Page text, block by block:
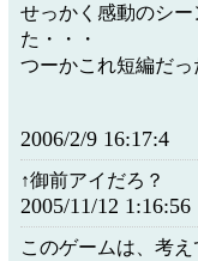
せっかく感動のシ
た・・・
つーかこれ短編だ
2006/2/9 16:17:4
↑御前アイだろ？
2005/11/12 1:16:56
このゲームは、考え